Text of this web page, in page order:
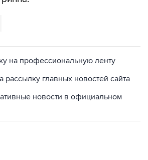
на профессиональную ленту
рассылку главных новостей сайта
новости в официальном